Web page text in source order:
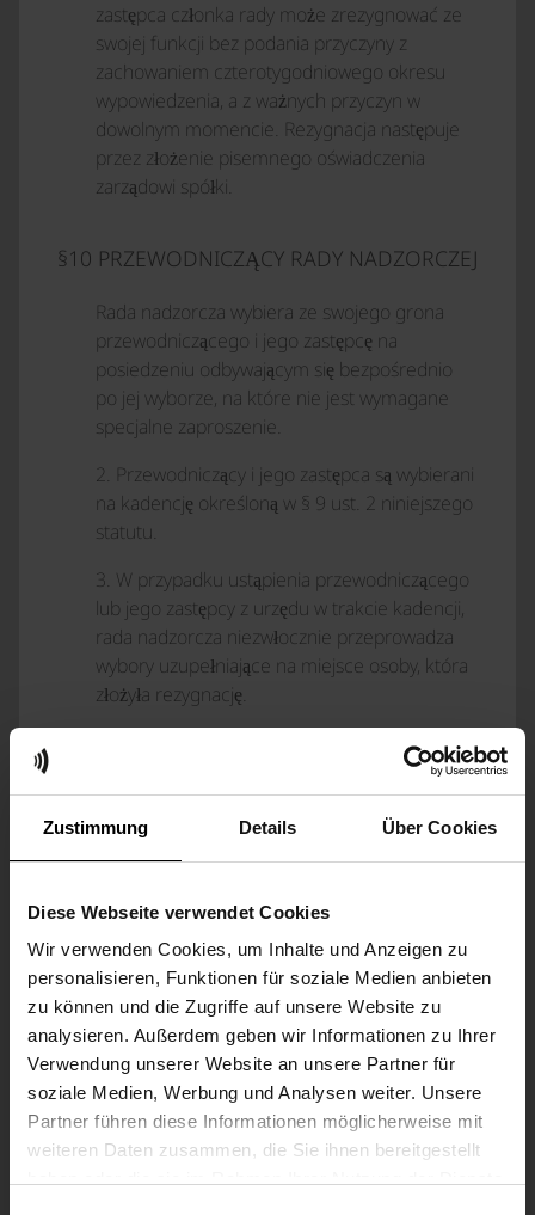
Zustimmung Details Über Cookies
Diese Webseite verwendet Cookies
Wir verwenden Cookies, um Inhalte und Anzeigen zu
personalisieren, Funktionen für soziale Medien anbieten
zu können und die Zugriffe auf unsere Website zu
analysieren. Außerdem geben wir Informationen zu Ihrer
Verwendung unserer Website an unsere Partner für
soziale Medien, Werbung und Analysen weiter. Unsere
Partner führen diese Informationen möglicherweise mit
weiteren Daten zusammen, die Sie ihnen bereitgestellt
zastępca członka rady może zrezygnować ze
swojej funkcji bez podania przyczyny z
zachowaniem czterotygodniowego okresu
wypowiedzenia, a z ważnych przyczyn w
dowolnym momencie. Rezygnacja następuje
przez złożenie pisemnego oświadczenia
zarządowi spółki.
§10 PRZEWODNICZĄCY RADY NADZORCZEJ
Rada nadzorcza wybiera ze swojego grona
przewodniczącego i jego zastępcę na
posiedzeniu odbywającym się bezpośrednio
po jej wyborze, na które nie jest wymagane
specjalne zaproszenie.
2. Przewodniczący i jego zastępca są wybierani
na kadencję określoną w § 9 ust. 2 niniejszego
statutu.
3. W przypadku ustąpienia przewodniczącego
lub jego zastępcy z urzędu w trakcie kadencji,
rada nadzorcza niezwłocznie przeprowadza
wybory uzupełniające na miejsce osoby, która
złożyła rezygnację.
1. Posiedzenia Rady Nadzorczej zwołuje jej
przewodniczący bezpośrednio w określonym
niedostępności - zastępca przewodniczącego.
Zwołanie następuje z zachowaniem
dwutygodniowego terminu i powinno określać
formę posiedzenia oraz podawać przedmioty
obrad, które mają być przedmiotem porządku
dziennego posiedzenia. W nagłych
przypadkach termin zwołania może zostać
skrócony. Wezwanie może nastąpić w formie
pisemnej, faksem (faks, e-mail), telegramem
lub ustnie.